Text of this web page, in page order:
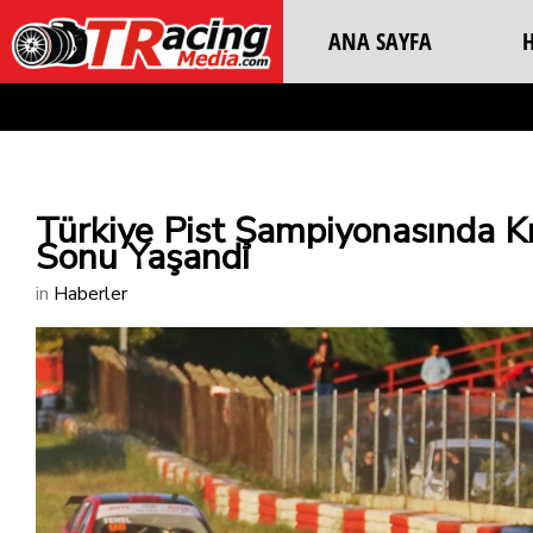
ANA SAYFA
Türkiye Pist Şampiyonasında
Sonu Yaşandı
in Haberler